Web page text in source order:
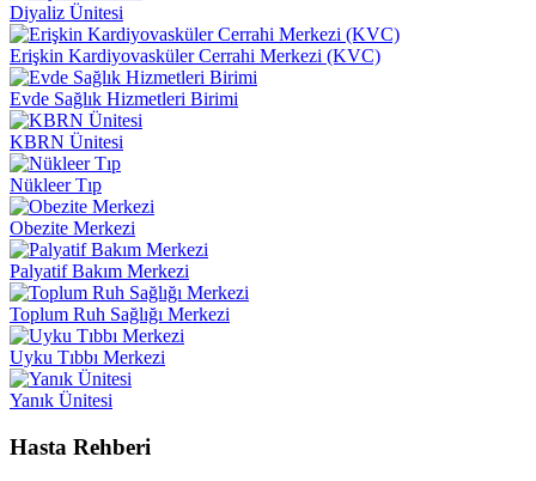
Diyaliz Ünitesi
Erişkin Kardiyovasküler Cerrahi Merkezi (KVC)
Evde Sağlık Hizmetleri Birimi
KBRN Ünitesi
Nükleer Tıp
Obezite Merkezi
Palyatif Bakım Merkezi
Toplum Ruh Sağlığı Merkezi
Uyku Tıbbı Merkezi
Yanık Ünitesi
Hasta Rehberi